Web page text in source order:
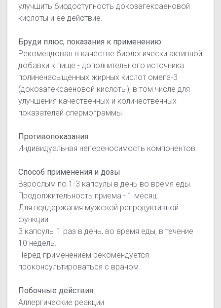
улучшить биодоступность докозагексаеновой
кислоты и ее действие.
Бруди плюс, показания к применению
Рекомендован в качестве биологически активной
добавки к пище - дополнительного источника
полиненасыщенных жирных кислот омега-3
(докозагексаеновой кислоты), в том числе для
улучшения качественных и количественных
показателей спермограммы.
Противопоказания
Индивидуальная непереносимость компонентов.
Способ применения и дозы
Взрослым по 1-3 капсулы в день во время еды.
Продолжительность приема - 1 месяц.
Для поддержания мужской репродуктивной
функции:
3 капсулы 1 раз в день, во время еды, в течение
10 недель.
Перед применением рекомендуется
проконсультироваться с врачом.
Побочные действия
Аллергические реакции